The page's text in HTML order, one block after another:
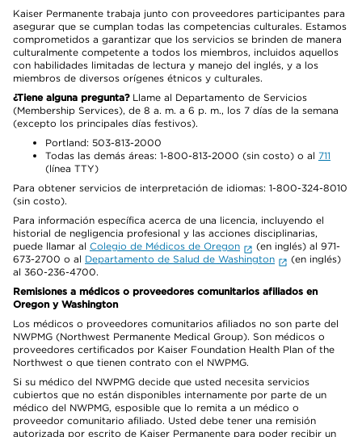
Kaiser Permanente trabaja junto con proveedores participantes para
asegurar que se cumplan todas las competencias culturales. Estamos
comprometidos a garantizar que los servicios se brinden de manera
culturalmente competente a todos los miembros, incluidos aquellos
con habilidades limitadas de lectura y manejo del inglés, y a los
miembros de diversos orígenes étnicos y culturales.
¿Tiene alguna pregunta?Llame al Departamento de Servicios
(Membership Services), de 8 a. m. a 6 p. m., los 7 días de la semana
(excepto los principales días festivos).
Portland: 503-813-2000
Todas las demás áreas: 1-800-813-2000 (sin costo) o al 711
(línea TTY)
Para obtener servicios de interpretación de idiomas: 1-800-324-8010
(sin costo).
Para información específica acerca de una licencia, incluyendo el
historial de negligencia profesional y las acciones disciplinarias,
puede llamar al Colegio de Médicos de Oregon
(en inglés) al 971-
673-2700 o al Departamento de Salud de Washington
(en inglés)
al 360-236-4700.
Remisiones a médicos o proveedores comunitarios afiliados en
Oregon y Washington
Los médicos o proveedores comunitarios afiliados no son parte del
NWPMG (Northwest Permanente Medical Group). Son médicos o
proveedores certificados por Kaiser Foundation Health Plan of the
Northwest o que tienen contrato con el NWPMG.
Si su médico del NWPMG decide que usted necesita servicios
cubiertos que no están disponibles internamente por parte de un
médico del NWPMG, esposible que lo remita a un médico o
proveedor comunitario afiliado. Usted debe tener una remisión
autorizada por escrito de Kaiser Permanente para poder recibir un